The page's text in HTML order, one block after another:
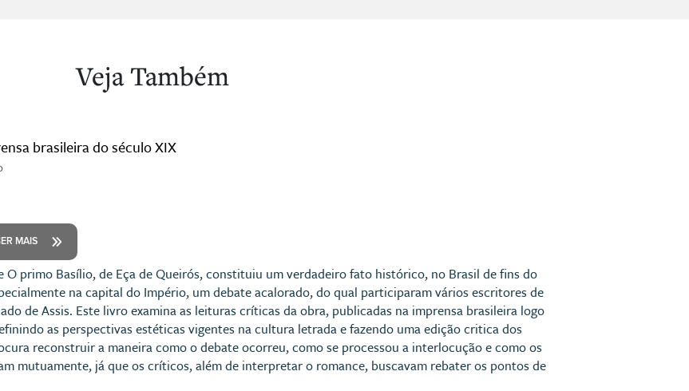
Veja Também
brasileira do século XIX
MAIS
O primo Basílio, de Eça de Queirós, constituiu um verdadeiro fato histórico, no Brasil de fins do
na capital do Império, um debate acalorado, do qual participaram vários escritores de
de Assis. Este livro examina as leituras críticas da obra, publicadas na imprensa brasileira logo
as perspectivas estéticas vigentes na cultura letrada e fazendo uma edição critica dos
reconstruir a maneira como o debate ocorreu, como se processou a interlocução e como os
mutuamente, já que os críticos, além de interpretar o romance, buscavam rebater os pontos de